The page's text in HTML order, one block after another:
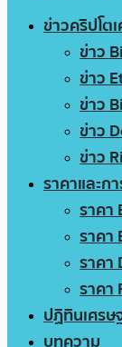
ข่าวคริปโต
ข่าว
ข่าว
ข่าว
ข่าว
ข่าว
ราคาและก
ราคา
ราคา
ราคา
ราคา
ปฏิทินเศรษ